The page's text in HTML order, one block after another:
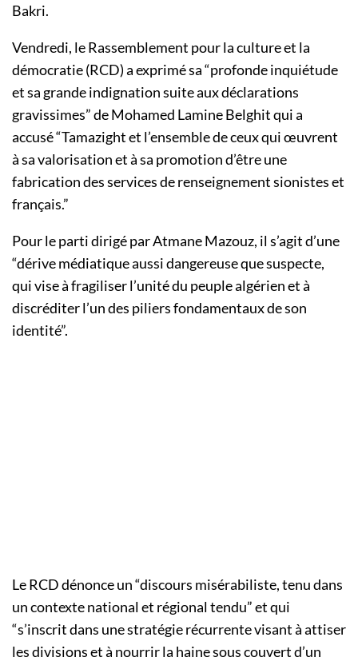
Bakri.
Vendredi, le Rassemblement pour la culture et la
démocratie (RCD) a exprimé sa “profonde inquiétude
et sa grande indignation suite aux déclarations
gravissimes” de Mohamed Lamine Belghit qui a
accusé “Tamazight et l’ensemble de ceux qui œuvrent
à sa valorisation et à sa promotion d’être une
fabrication des services de renseignement sionistes et
français.”
Pour le parti dirigé par Atmane Mazouz, il s’agit d’une
“dérive médiatique aussi dangereuse que suspecte,
qui vise à fragiliser l’unité du peuple algérien et à
discréditer l’un des piliers fondamentaux de son
identité”.
Le RCD dénonce un “discours misérabiliste, tenu dans
un contexte national et régional tendu” et qui
“s’inscrit dans une stratégie récurrente visant à attiser
les divisions et à nourrir la haine sous couvert d’un